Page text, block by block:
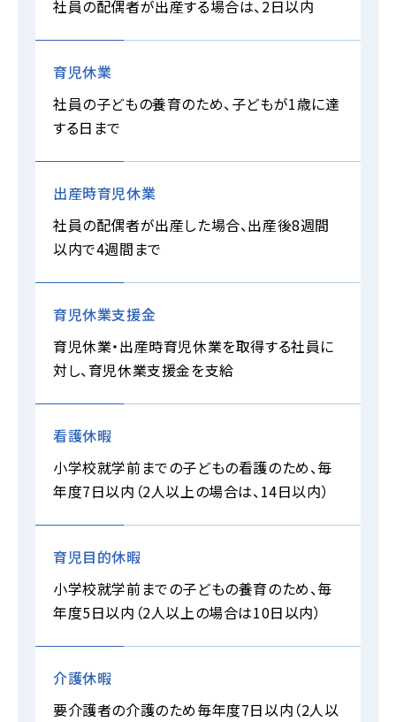
社員の配偶者が出産する場合は、2日以内
育児休業
社員の子どもの養育のため、子どもが1歳に達
する日まで
出産時育児休業
社員の配偶者が出産した場合、出産後8週間
以内で4週間まで
育児休業支援金
育児休業・出産時育児休業を取得する社員に
対し、育児休業支援金を支給
看護休暇
小学校就学前までの子どもの看護のため、毎
年度7日以内（2人以上の場合は、14日以内）
育児目的休暇
小学校就学前までの子どもの養育のため、毎
年度5日以内（2人以上の場合は10日以内）
介護休暇
要介護者の介護のため毎年度7日以内（2人以